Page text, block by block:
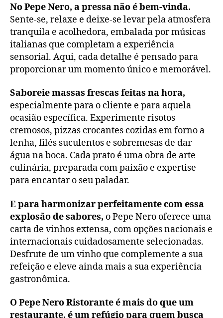
No Pepe Nero, a pressa não é bem-vinda.
Sente-se, relaxe e deixe-se levar pela atmosfera
tranquila e acolhedora, embalada por músicas
italianas que completam a experiência
sensorial. Aqui, cada detalhe é pensado para
proporcionar um momento único e memorável.
Saboreie massas frescas feitas na hora,
especialmente para o cliente e para aquela
ocasião específica. Experimente risotos
cremosos, pizzas crocantes cozidas em forno a
lenha, filés suculentos e sobremesas de dar
água na boca. Cada prato é uma obra de arte
culinária, preparada com paixão e expertise
para encantar o seu paladar.
E para harmonizar perfeitamente com essa
explosão de sabores, o Pepe Nero oferece uma
carta de vinhos extensa, com opções nacionais e
internacionais cuidadosamente selecionadas.
Desfrute de um vinho que complemente a sua
refeição e eleve ainda mais a sua experiência
gastronômica.
O Pepe Nero Ristorante é mais do que um
restaurante, é um refúgio para quem busca